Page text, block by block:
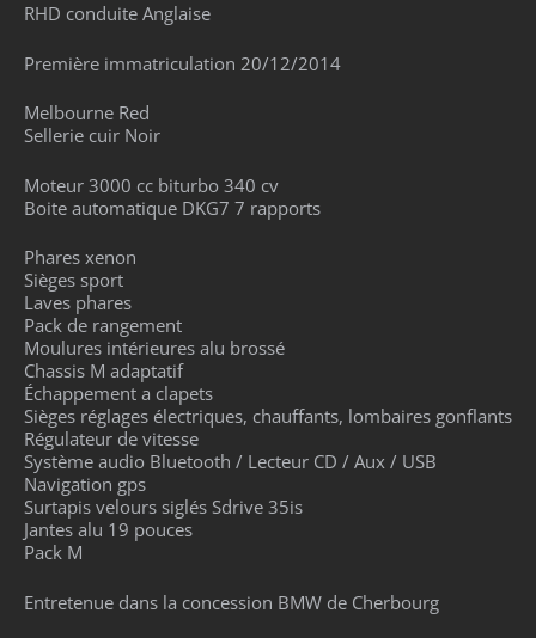
RHD conduite Anglaise
Première immatriculation 20/12/2014
Melbourne Red
Sellerie cuir Noir
Moteur 3000 cc biturbo 340 cv
Boite automatique DKG7 7 rapports
Phares xenon
Sièges sport
Laves phares
Pack de rangement
Moulures intérieures alu brossé
Chassis M adaptatif
Échappement a clapets
Sièges réglages électriques, chauffants, lombaires gonflants
Régulateur de vitesse
Système audio Bluetooth / Lecteur CD / Aux / USB
Navigation gps
Surtapis velours siglés Sdrive 35is
Jantes alu 19 pouces
Pack M
Entretenue dans la concession BMW de Cherbourg